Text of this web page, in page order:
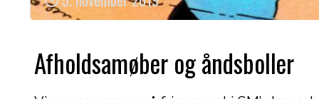
Afholdsamøber og åndsboller